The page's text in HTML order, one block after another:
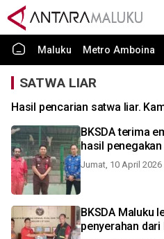
Maluku Metro Amboina
SATWA LIAR
Hasil pencarian satwa liar.
BKSDA terima
hasil
Jumat, 10 April 2026
BKSDA Maluku
penyerahan